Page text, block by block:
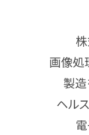
画像処
製造
ヘル